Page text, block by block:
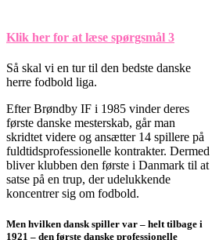
Klik her for at læse spørgsmål 3
Så skal vi en tur til den bedste danske
herre fodbold liga.
Efter Brøndby IF i 1985 vinder deres
første danske mesterskab, går man
skridtet videre og ansætter 14 spillere på
fuldtidsprofessionelle kontrakter. Dermed
bliver klubben den første i Danmark til at
satse på en trup, der udelukkende
koncentrer sig om fodbold.
Men hvilken dansk spiller var – helt tilbage i
1921 – den første danske professionelle